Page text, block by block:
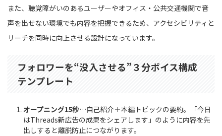
また、聴覚障がいのあるユーザーやオフィス・公共交通機関で音
声を出せない環境でも内容を把握できるため、アクセシビリティと
リーチを同時に向上させる設計になっています。
フォロワーを“没入させる”３分ボイス構成
テンプレート
オープニング15秒…自己紹介＋本編トピックの要約。「今日
はThreads新広告の成果をシェアします」のように内容を先
出しすると離脱防止につながります。